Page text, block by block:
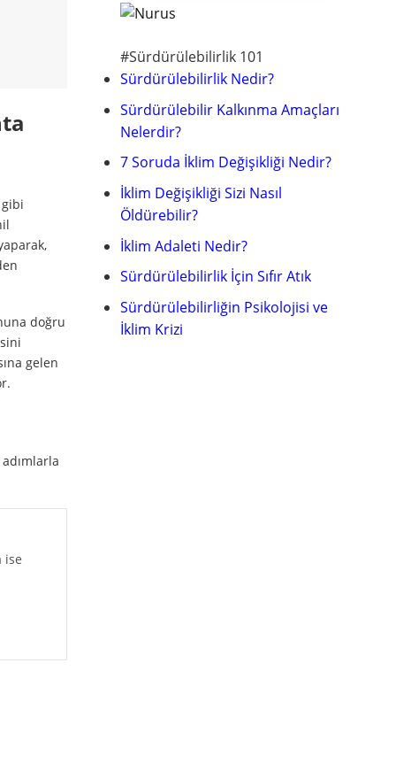
doğru
gelen
ise
#Sürdürülebilirlik 101
Sürdürülebilirlik Nedir?
Sürdürülebilir Kalkınma Amaçları
Nelerdir?
7 Soruda İklim Değişikliği Nedir?
İklim Değişikliği Sizi Nasıl
Öldürebilir?
İklim Adaleti Nedir?
Sürdürülebilirlik İçin Sıfır Atık
Sürdürülebilirliğin Psikolojisi ve
İklim Krizi